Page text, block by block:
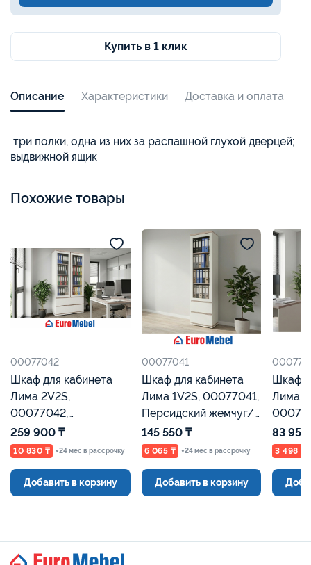
Купить в 1 клик
Описание Характеристики Доставка и оплата
три полки, одна из них за распашной глухой дверцей;
выдвижной ящик
Похожие товары
00077042
Шкаф для кабинета
Лима 2V2S,
00077042,
Персидский жемчуг/
Мадура, Евромебель
259 900 ₸
10 830 ₸ ×24 мес в рассрочку
Добавить в корзину
00077041
Шкаф для кабинета
Лима 1V2S, 00077041,
Персидский жемчуг/
Мадура, Евромебель
145 550 ₸
6 065 ₸ ×24 мес в рассрочку
Добавить в корзину
Шкаф
Лима
83 950
3 498 ₸